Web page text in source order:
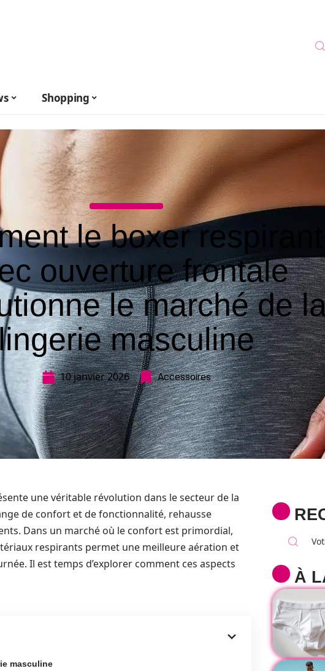
Shopping
le boxer respirant
ouverture frontale
le marché de
lingerie masculine
10 janvier 2026 Accessoires
une véritable révolution dans le secteur de la
de confort et de fonctionnalité, rehausse
Dans un marché où le confort est primordial,
respirants permet une meilleure aération et
Il est temps d’explorer comment ces aspects
masculine
À